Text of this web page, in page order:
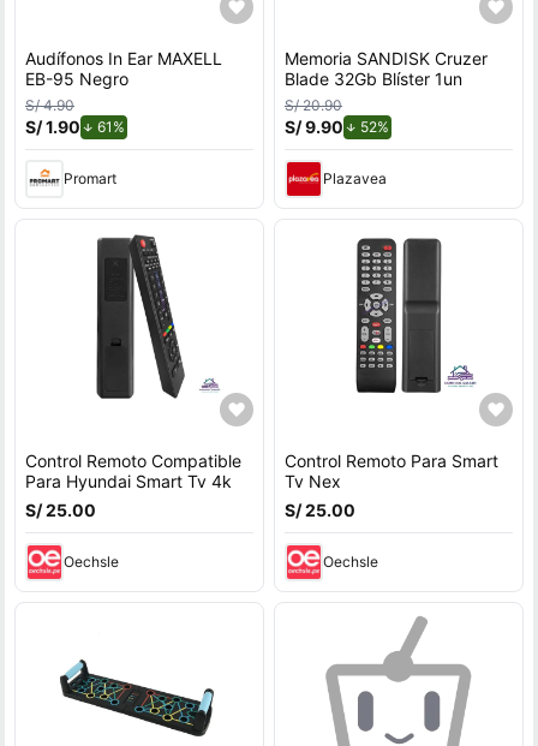
Audífonos In Ear MAXELL
EB-95 Negro
S/ 4.90
S/ 1.90 61%
Promart
Memoria SANDISK Cruzer
Blade 32Gb Blíster 1un
S/ 20.90
S/ 9.90 52%de descuento.
Plazavea
Control Remoto Compatible
Para Hyundai Smart Tv 4k
S/ 25.00
Oechsle
Control Remoto Para Smart
Tv Nex
S/ 25.00
Oechsle